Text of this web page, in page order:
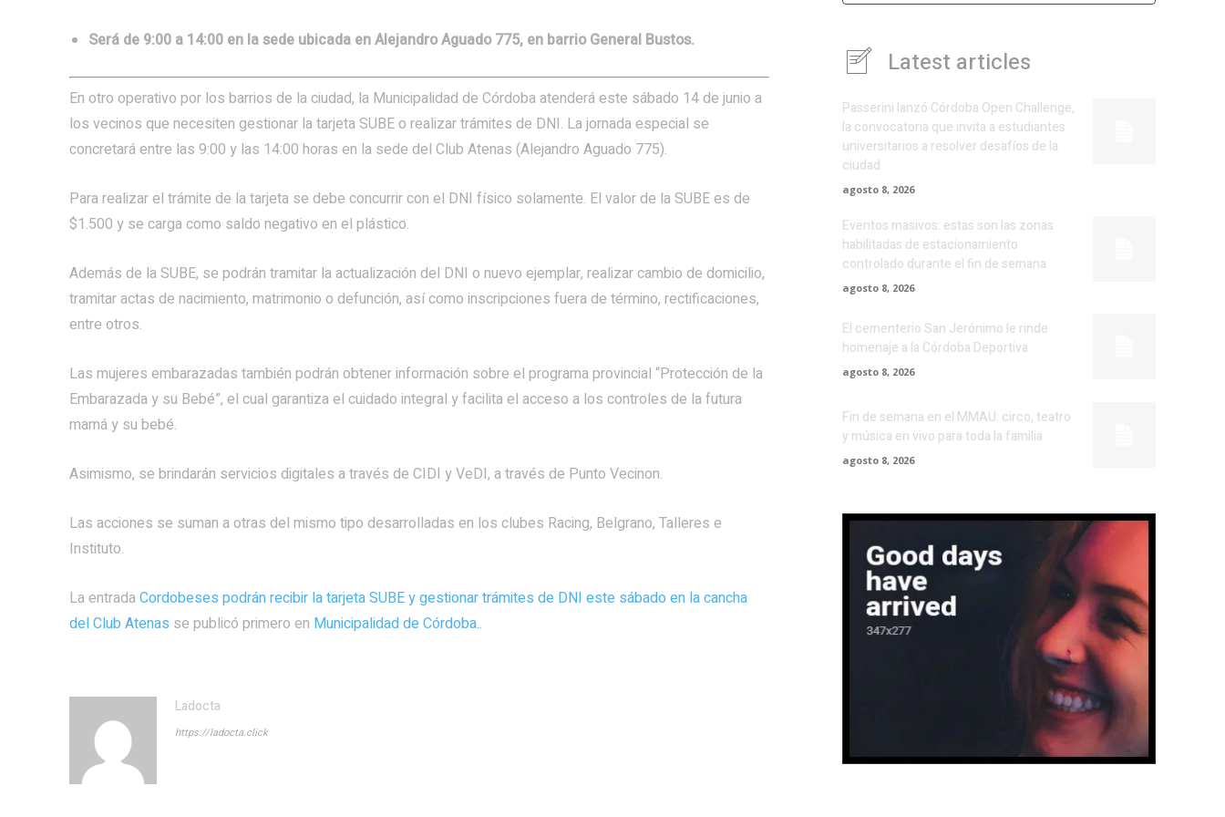
Será de 9:00 a 14:00 en la sede ubicada en Alejandro Aguado 775, en barrio General Bustos.
En otro operativo por los barrios de la ciudad, la Municipalidad de Córdoba atenderá este sábado 14 de junio a
los vecinos que necesiten gestionar la tarjeta SUBE o realizar trámites de DNI. La jornada especial se
concretará entre las 9:00 y las 14:00 horas en la sede del Club Atenas (Alejandro Aguado 775).
Para realizar el trámite de la tarjeta se debe concurrir con el DNI físico solamente. El valor de la SUBE es de
$1.500 y se carga como saldo negativo en el plástico.
Además de la SUBE, se podrán tramitar la actualización del DNI o nuevo ejemplar, realizar cambio de domicilio,
tramitar actas de nacimiento, matrimonio o defunción, así como inscripciones fuera de término, rectificaciones,
entre otros.
Las mujeres embarazadas también podrán obtener información sobre el programa provincial “Protección de la
Embarazada y su Bebé”, el cual garantiza el cuidado integral y facilita el acceso a los controles de la futura
mamá y su bebé.
Asimismo, se brindarán servicios digitales a través de CIDI y VeDI, a través de Punto Vecinon.
Las acciones se suman a otras del mismo tipo desarrolladas en los clubes Racing, Belgrano, Talleres e
Instituto.
La entradaCordobeses podrán recibir la tarjeta SUBE y gestionar trámites de DNI este sábado en la cancha
del Club Atenas se publicó primero en Municipalidad de Córdoba..
Ladocta
https://ladocta.click
Latest articles
Passerini lanzó Córdoba Open Challenge,
la convocatoria que invita a estudiantes
universitarios a resolver desafíos de la
ciudad
agosto 8, 2026
Eventos masivos: estas son las zonas
habilitadas de estacionamiento
controlado durante el fin de semana
agosto 8, 2026
El cementerio San Jerónimo le rinde
homenaje a la Córdoba Deportiva
agosto 8, 2026
Fin de semana en el MMAU: circo, teatro
y música en vivo para toda la familia
agosto 8, 2026